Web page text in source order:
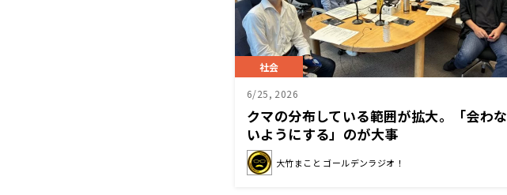
社会
6/25, 2026
クマの分布している範囲が拡大。「会わな
いようにする」のが大事
大竹まこと ゴールデンラジオ！